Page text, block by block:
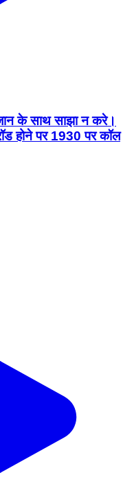
के साथ साझा न करे।
होने पर 1930 पर कॉल